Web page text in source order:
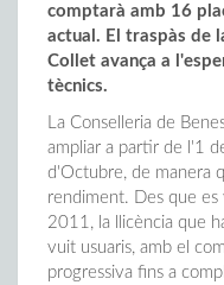
comptarà amb 16
actual. El traspàs de
Collet avança a
tècnics.
La Conselleria de
ampliar a partir de l'1
d'Octubre, de manera
rendiment. Des que
2011, la llicència que
vuit usuaris, amb el
progressiva fins a